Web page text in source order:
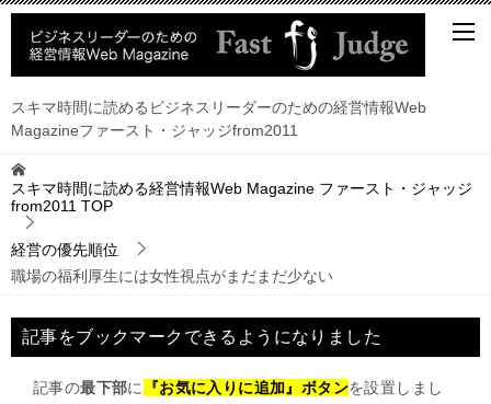
スキマ時間に読めるビジネスリーダーのための経営情報Web
Magazineファースト・ジャッジfrom2011
スキマ時間に読める経営情報Web Magazine ファースト・ジャッジ
from2011 TOP
経営の優先順位
職場の福利厚生には女性視点がまだまだ少ない
記事をブックマークできるようになりました
記事の最下部に 『お気に入りに追加』ボタンを設置しまし